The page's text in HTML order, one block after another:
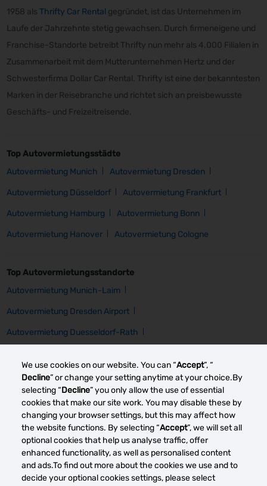
We use cookies on our website. You can “Accept”, “
Decline” or change your setting anytime at your choice.By
selecting “Decline” you only allow the use of essential
cookies that make our site work. You may disable these by
changing your browser settings, but this may affect how
the website functions. By selecting “Accept”, we will set all
optional cookies that help us analyse traffic, offer
enhanced functionality, as well as personalised content
and ads.To find out more about the cookies we use and to
decide your optional cookies settings, please select
1958 als Thrifty Car Rental gegründet, ist das Unternehmen im
Laufe der Jahrzehnte stetig gewachsen. Durch firmeneigene und
Franchise-Standorte betreibt Thrifty nun mehr als 4.000 Filialen in
Zusammenarbeit mit dem Mutterunternehmen Hertz und der
Schwesterfirma Dollar Car Rental. Thrifty ist eine der bekanntesten
Marken in der Reisebranche und richtet sich an preisbewusste
Geschäfts- und Freizeitreisende.
Top Autovermietungsstädte
Autovermietung Munich
Autovermietung Dresden
Autovermietung Düsseldorf Autovermietung Frankfurt
Autovermietung Hamburg Autovermietung Bonn
Autovermietung Hanover Autovermietung Cologne
Top Autovermietungsstandorte
Autovermietung Munich-Laim
Autovermietung Dresden Airport
Autovermietung Duesseldorf-Rath
Autovermietung Hamburg Airport Autovermietung Bonn
Autovermietung Stuttgart-Moehringen
Autovermietung Cologne-Porz Westhoven
Other car rental markets